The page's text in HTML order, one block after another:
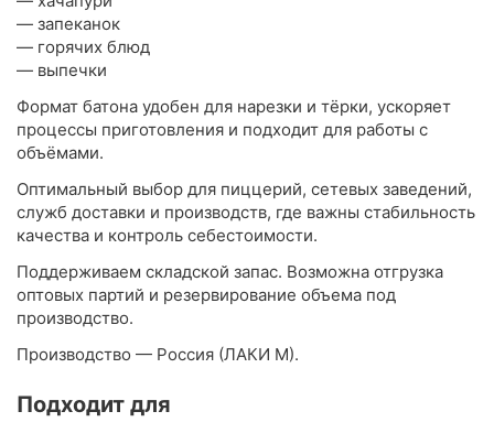
— запеканок
— горячих блюд
— выпечки
Формат батона удобен для нарезки и тёрки, ускоряет
процессы приготовления и подходит для работы с
объёмами.
Оптимальный выбор для пиццерий, сетевых заведений,
служб доставки и производств, где важны стабильность
качества и контроль себестоимости.
Поддерживаем складской запас. Возможна отгрузка
оптовых партий и резервирование объема под
производство.
Производство — Россия (ЛАКИ М).
Подходит для